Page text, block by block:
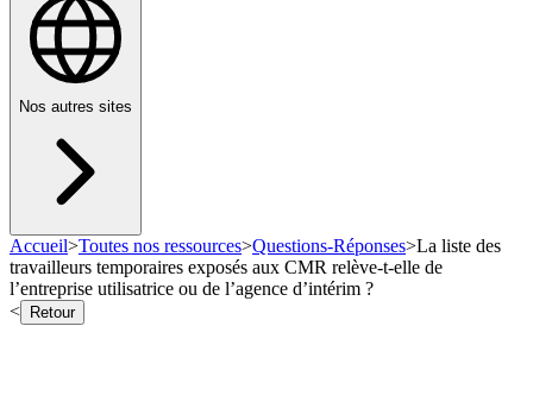
Nos autres sites
Accueil>Toutes nos ressources>Questions-Réponses>La liste des
travailleurs temporaires exposés aux CMR relève-t-elle de
l’entreprise utilisatrice ou de l’agence d’intérim ?
<
Retour